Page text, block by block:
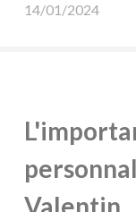
14/01/2024
Valentin